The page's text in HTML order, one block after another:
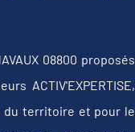
08800 proposés
ACTIV'EXPERTISE,
du territoire et pour le